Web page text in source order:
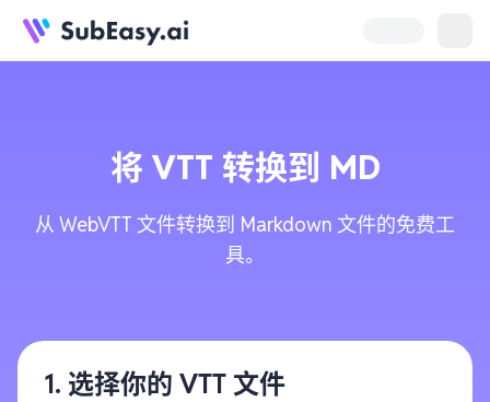
将 VTT 转换到 MD
从 WebVTT 文件转换到 Markdown 文件的免费工
具。
1. 选择你的 VTT 文件